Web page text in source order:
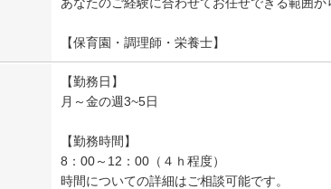
【保育園・調理師・栄養士】
【勤務日】
月～金の週3~5日
【勤務時間】
8：00～12：00（４ｈ程度）
時間についての詳細はご相談可能です。